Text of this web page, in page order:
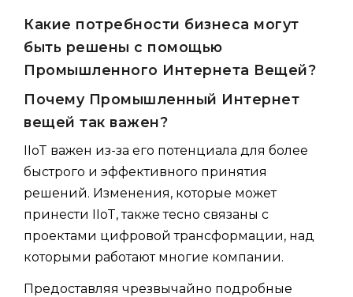
Какие потребности бизнеса могут
быть решены с помощью
Промышленного Интернета Вещей?
Почему Промышленный Интернет
вещей так важен?
IIoT важен из-за его потенциала для более
быстрого и эффективного принятия
решений. Изменения, которые может
принести IIoT, также тесно связаны с
проектами цифровой трансформации, над
которыми работают многие компании.
Предоставляя чрезвычайно подробные